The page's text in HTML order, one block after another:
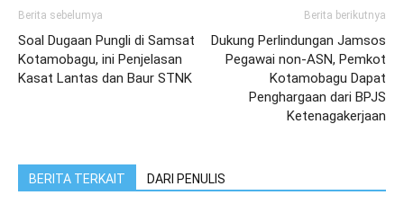
Berita sebelumya
Soal Dugaan Pungli di Samsat
Kotamobagu, ini Penjelasan
Kasat Lantas dan Baur STNK
Berita berikutnya
Dukung Perlindungan Jamsos
Pegawai non-ASN, Pemkot
Kotamobagu Dapat
Penghargaan dari BPJS
Ketenagakerjaan
BERITA TERKAIT DARI PENULIS